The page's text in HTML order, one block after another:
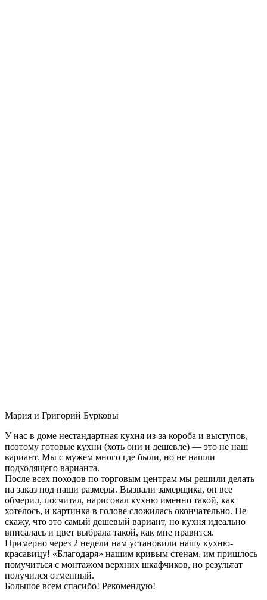
Мария и Григорий Бурковы
У нас в доме нестандартная кухня из-за короба и выступов,
поэтому готовые кухни (хоть они и дешевле) — это не наш
вариант. Мы с мужем много где были, но не нашли
подходящего варианта.
После всех походов по торговым центрам мы решили делать
на заказ под наши размеры. Вызвали замерщика, он все
обмерил, посчитал, нарисовал кухню именно такой, как
хотелось, и картинка в голове сложилась окончательно. Не
скажу, что это самый дешевый вариант, но кухня идеально
вписалась и цвет выбрала такой, как мне нравится.
Примерно через 2 недели нам установили нашу кухню-
красавицу! «Благодаря» нашим кривым стенам, им пришлось
помучиться с монтажом верхних шкафчиков, но результат
получился отменный.
Большое всем спасибо! Рекомендую!